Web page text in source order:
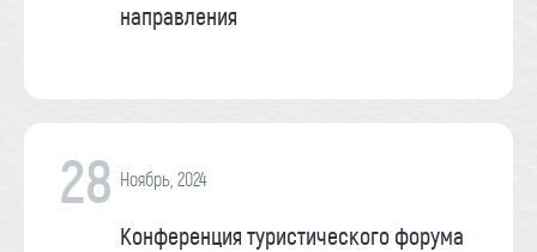
направления
28 Ноябрь, 2024
Конференция туристического форума